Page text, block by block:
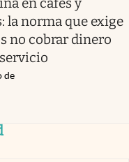
la norma que exige
no cobrar dinero
de